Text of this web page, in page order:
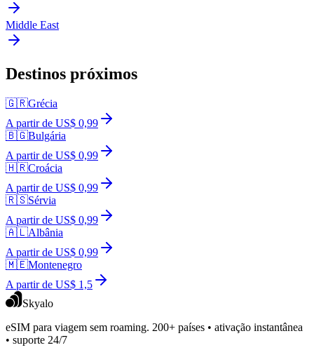
Middle East
Destinos próximos
🇬🇷Grécia
A partir de US$ 0,99
🇧🇬Bulgária
A partir de US$ 0,99
🇭🇷Croácia
A partir de US$ 0,99
🇷🇸Sérvia
A partir de US$ 0,99
🇦🇱Albânia
A partir de US$ 0,99
🇲🇪Montenegro
A partir de US$ 1,5
Skyalo
eSIM para viagem sem roaming. 200+ países • ativação instantânea
• suporte 24/7